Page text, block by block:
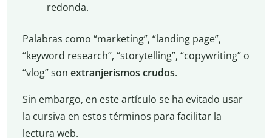
redonda.
Palabras como “marketing”, “landing page”,
“keyword research”, “storytelling”, “copywriting” o
“vlog” son extranjerismos crudos.
Sin embargo, en este artículo se ha evitado usar
la cursiva en estos términos para facilitar la
lectura web.